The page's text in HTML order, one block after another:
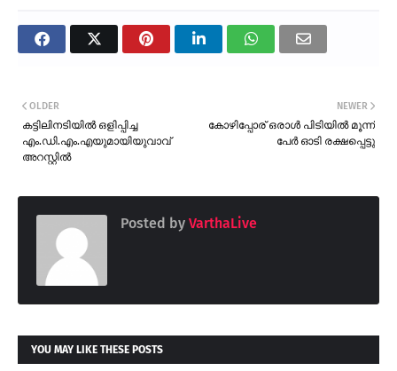
NEWER
കോഴിപ്പോര് ഒരാൾ പിടിയിൽ മൂന്ന്
പേർ ഓടി രക്ഷപ്പെട്ടു
OLDER
കട്ടിലിനടിയിൽ ഒളിപ്പിച്ച
എം.ഡി.എം.എയുമായിയുവാവ്
അറസ്റ്റിൽ
Posted by VarthaLive
YOU MAY LIKE THESE POSTS